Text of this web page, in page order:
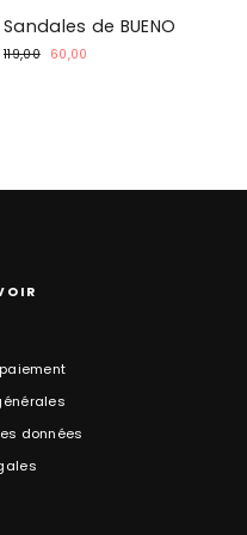
Sandales de BUENO
Prix
119,00
Prix
60,00
données